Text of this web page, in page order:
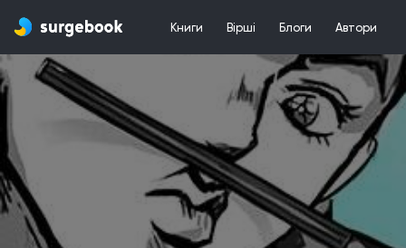
Книги Вірші Блоги Автори